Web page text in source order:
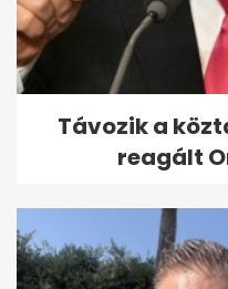
Távozik a
reagált